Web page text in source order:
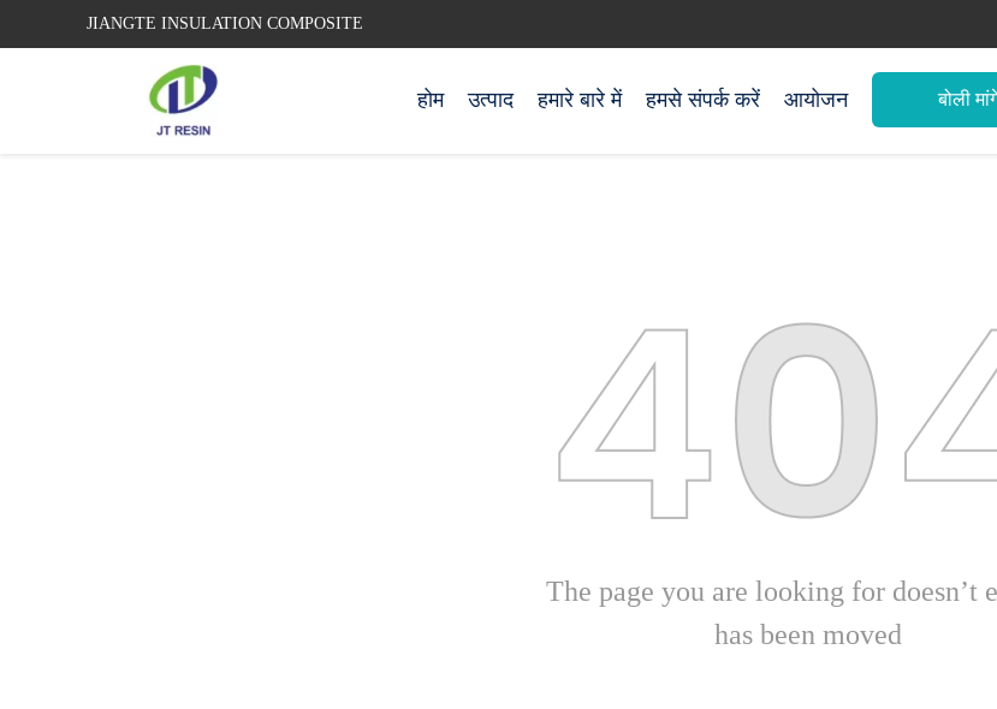
JIANGTE INSULATION COMPOSITE
होम उत्पाद हमारे बारे में हमसे संपर्क करें आयोजन बोली
The page you are looking for doesn’t
has been moved